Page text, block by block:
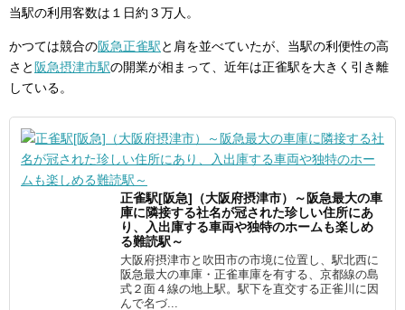
当駅の利用客数は１日約３万人。
かつては競合の阪急正雀駅と肩を並べていたが、当駅の利便性の高
さと 阪急摂津市駅の開業が相まって、近年は正雀駅を大きく引き離
している。
正雀駅[阪急]（大阪府摂津市）～阪急最大の車
庫に隣接する社名が冠された珍しい住所にあ
り、入出庫する車両や独特のホームも楽しめ
る難読駅～
大阪府摂津市と吹田市の市境に位置し、駅北西に
阪急最大の車庫・正雀車庫を有する、京都線の島
式２面４線の地上駅。駅下を直交する正雀川に因
んで名づ...